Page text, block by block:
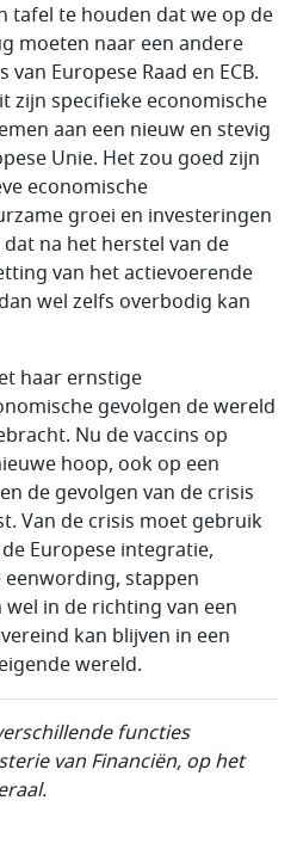
tafel te houden dat we op de
moeten naar een andere
Europese Raad en ECB.
zijn specifieke economische
aan een nieuw en stevig
Unie. Het zou goed zijn
economische
groei en investeringen
na het herstel van de
van het actievoerende
wel zelfs overbodig kan
haar ernstige
gevolgen de wereld
Nu de vaccins op
hoop, ook op een
de gevolgen van de crisis
Van de crisis moet gebruik
Europese integratie,
stappen
in de richting van een
kan blijven in een
wereld.
functies
van Financiën, op het